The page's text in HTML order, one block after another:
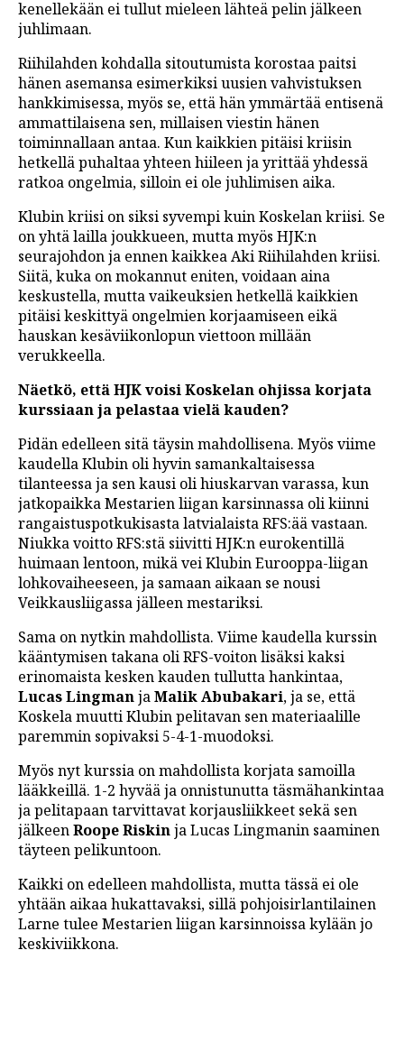
kenellekään ei tullut mieleen lähteä pelin jälkeen
juhlimaan.
Riihilahden kohdalla sitoutumista korostaa paitsi
hänen asemansa esimerkiksi uusien vahvistuksen
hankkimisessa, myös se, että hän ymmärtää entisenä
ammattilaisena sen, millaisen viestin hänen
toiminnallaan antaa. Kun kaikkien pitäisi kriisin
hetkellä puhaltaa yhteen hiileen ja yrittää yhdessä
ratkoa ongelmia, silloin ei ole juhlimisen aika.
Klubin kriisi on siksi syvempi kuin Koskelan kriisi. Se
on yhtä lailla joukkueen, mutta myös HJK:n
seurajohdon ja ennen kaikkea Aki Riihilahden kriisi.
Siitä, kuka on mokannut eniten, voidaan aina
keskustella, mutta vaikeuksien hetkellä kaikkien
pitäisi keskittyä ongelmien korjaamiseen eikä
hauskan kesäviikonlopun viettoon millään
verukkeella.
Näetkö, että HJK voisi Koskelan ohjissa korjata
kurssiaan ja pelastaa vielä kauden?
Pidän edelleen sitä täysin mahdollisena. Myös viime
kaudella Klubin oli hyvin samankaltaisessa
tilanteessa ja sen kausi oli hiuskarvan varassa, kun
jatkopaikka Mestarien liigan karsinnassa oli kiinni
rangaistuspotkukisasta latvialaista RFS:ää vastaan.
Niukka voitto RFS:stä siivitti HJK:n eurokentillä
huimaan lentoon, mikä vei Klubin Eurooppa-liigan
lohkovaiheeseen, ja samaan aikaan se nousi
Veikkausliigassa jälleen mestariksi.
Sama on nytkin mahdollista. Viime kaudella kurssin
kääntymisen takana oli RFS-voiton lisäksi kaksi
erinomaista kesken kauden tullutta hankintaa,
Lucas LingmanjaMalik Abubakari, ja se, että
Koskela muutti Klubin pelitavan sen materiaalille
paremmin sopivaksi 5-4-1-muodoksi.
Myös nyt kurssia on mahdollista korjata samoilla
lääkkeillä. 1-2 hyvää ja onnistunutta täsmähankintaa
ja pelitapaan tarvittavat korjausliikkeet sekä sen
jälkeenRoope Riskinja Lucas Lingmanin saaminen
täyteen pelikuntoon.
Kaikki on edelleen mahdollista, mutta tässä ei ole
yhtään aikaa hukattavaksi, sillä pohjoisirlantilainen
Larne tulee Mestarien liigan karsinnoissa kylään jo
keskiviikkona.